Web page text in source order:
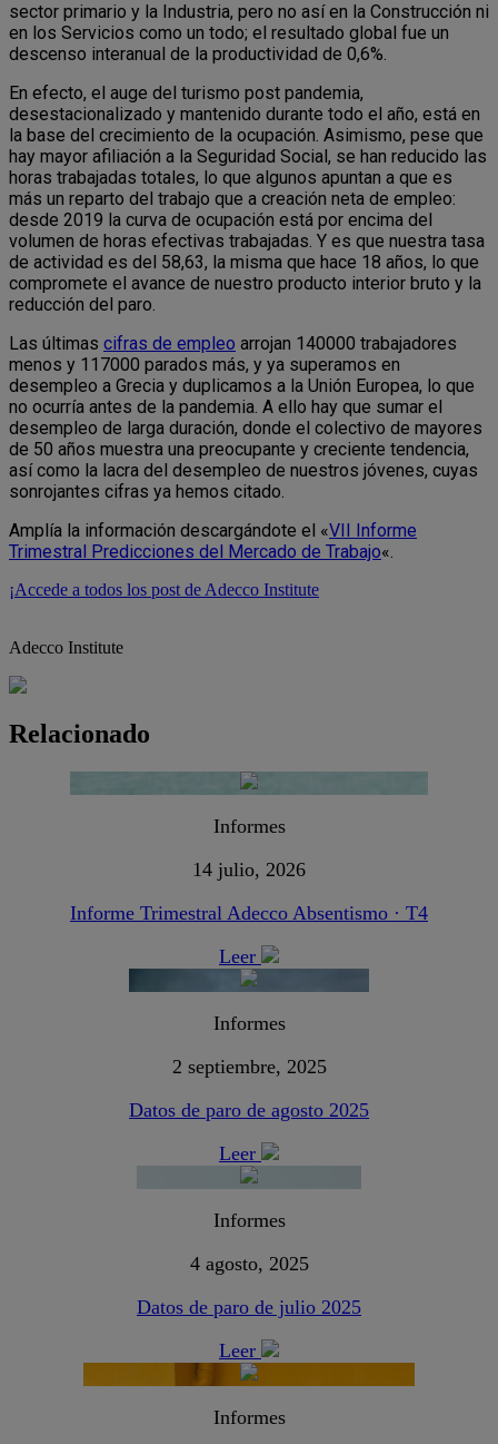
sector primario y la Industria, pero no así en la Construcción ni
en los Servicios como un todo; el resultado global fue un
descenso interanual de la productividad de 0,6%.
En efecto, el auge del turismo post pandemia,
desestacionalizado y mantenido durante todo el año, está en
la base del crecimiento de la ocupación. Asimismo, pese que
hay mayor afiliación a la Seguridad Social, se han reducido las
horas trabajadas totales, lo que algunos apuntan a que es
más un reparto del trabajo que a creación neta de empleo:
desde 2019 la curva de ocupación está por encima del
volumen de horas efectivas trabajadas. Y es que nuestra tasa
de actividad es del 58,63, la misma que hace 18 años, lo que
compromete el avance de nuestro producto interior bruto y la
reducción del paro.
Las últimas cifras de empleo arrojan 140000 trabajadores
menos y 117000 parados más, y ya superamos en
desempleo a Grecia y duplicamos a la Unión Europea, lo que
no ocurría antes de la pandemia. A ello hay que sumar el
desempleo de larga duración, donde el colectivo de mayores
de 50 años muestra una preocupante y creciente tendencia,
así como la lacra del desempleo de nuestros jóvenes, cuyas
sonrojantes cifras ya hemos citado.
Amplía la información descargándote el «VII Informe
Trimestral Predicciones del Mercado de Trabajo«.
¡Accede a todos los post de Adecco Institute
Adecco Institute
Relacionado
Informes
14 julio, 2026
Informe Trimestral Adecco Absentismo · T4
Leer
Informes
2 septiembre, 2025
Datos de paro de agosto 2025
Leer
Informes
4 agosto, 2025
Datos de paro de julio 2025
Leer
Informes